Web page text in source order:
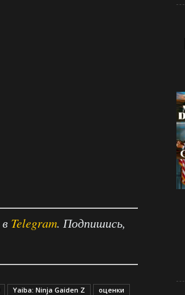
Telegram. Подпишись,
Yaiba: Ninja Gaiden Z оценки